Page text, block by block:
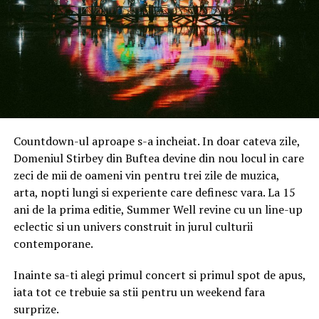
echipat cu redundanță hardware, inclusiv surse de
alimentare duble, și oferă suport pentru Synology High
Availability, care permite failover la nivel de minute.
Administrarea și mentenanța sunt simplificate prin
suportul pentru unități hot-swappable și extinderea
online a volumelor, în timp ce managementul out-of-
band permite administratorilor să depaneze sistemele
Utilizare flexibilă în mediile enterprise
Bazat pe sistemul de operare Synology DiskStation
Manager, RS6426xs+ oferă funcționalități versatile
pentru gestionarea datelor în mediile business,
acoperind colaborarea, protecția datelor și
Colaborare asistată de AI într-un cloud privat
securizat
Countdown-ul aproape s-a incheiat. In doar cateva zile,
Domeniul Stirbey din Buftea devine din nou locul in care
zeci de mii de oameni vin pentru trei zile de muzica,
arta, nopti lungi si experiente care definesc vara. La 15
ani de la prima editie, Summer Well revine cu un line-up
eclectic si un univers construit in jurul culturii
contemporane.
Inainte sa-ti alegi primul concert si primul spot de apus,
iata tot ce trebuie sa stii pentru un weekend fara
surprize.